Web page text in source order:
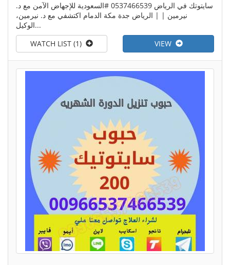
سايتوتك في الرياض 0537466539 #السعودية للإجهاض الآمن مع د.
نيرمين | | الرياض جدة مكة الدمام اكتشفي مع د. نيرمين،
الوكيل...
VIEW
WATCH LIST (1)